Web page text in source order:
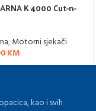
K 4000 Cut-n-
,Motorni sjekači
KM
kao i svih